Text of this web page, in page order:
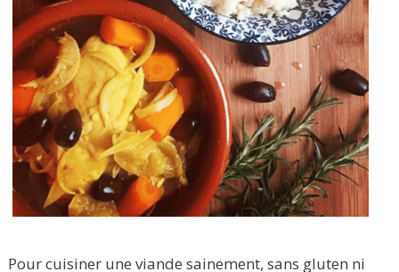
Pour cuisiner une viande sainement, sans gluten ni